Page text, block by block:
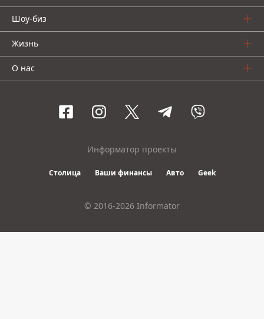
Шоу-биз
Жизнь
О нас
Информатор проекты
Столица Ваши финансы Авто Geek
© 2016-2026 Informator